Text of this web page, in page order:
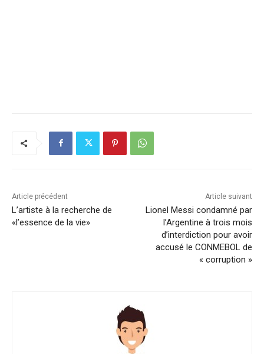
Article précédent
L’artiste à la recherche de
«l’essence de la vie»
Article suivant
Lionel Messi condamné par
l’Argentine à trois mois
d’interdiction pour avoir
accusé le CONMEBOL de
« corruption »